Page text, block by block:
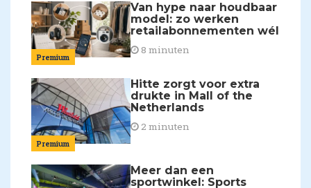
Premium
Van hype naar houdbaar
model: zo werken
retailabonnementen wél
8 minuten
Premium
Hitte zorgt voor extra
drukte in Mall of the
Netherlands
2 minuten
Meer dan een
sportwinkel: Sports